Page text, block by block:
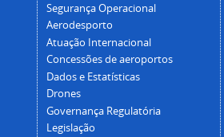
Segurança Operacional
Aerodesporto
Atuação Internacional
Concessões de aeroportos
Dados e Estatísticas
Drones
Governança Regulatória
Legislação